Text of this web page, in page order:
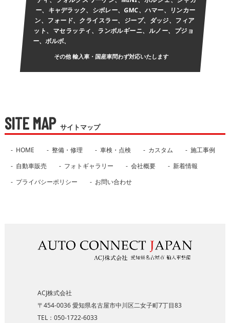
ー、キャデラック、シボレー、GMC、ハマー、リンカー
ン、フォード、クライスラー、ジープ、ダッジ、フィア
ット、マセラッティ、ランボルギーニ、ルノー、プジョ
ー、ボルボ、
その他 輸入車・国産車問わず対応いたします
SITE MAP サイトマップ
HOME 整備・修理 車検・点検 カスタム
施工事例
自動車販売
フォトギャラリー 会社概要
新着情報
プライバシーポリシー
お問い合わせ
ACJ株式会社
〒454-0036 愛知県名古屋市中川区二女子​町7丁目83
TEL：050-1722-6033